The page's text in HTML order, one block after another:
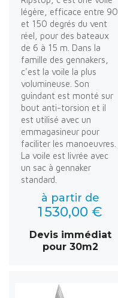
légère, efficace entre 90
et 150 degrés du vent
réel, pour des bateaux
de 6 à 15 m. Dans la
famille des gennakers,
c'est la voile la plus
volumineuse. Son
guindant est monté sur
bout anti-torsion et il
est utilisé avec un
emmagasineur pour
faciliter les manoeuvres.
La voile est livrée avec
un sac à gennaker
standard.
à partir de
1 530,00 €
Devis immédiat
pour 30m2